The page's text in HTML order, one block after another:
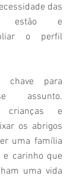
das
estão e
o perfil
chave para
assunto.
crianças e
os abrigos
uma família
carinho que
uma vida